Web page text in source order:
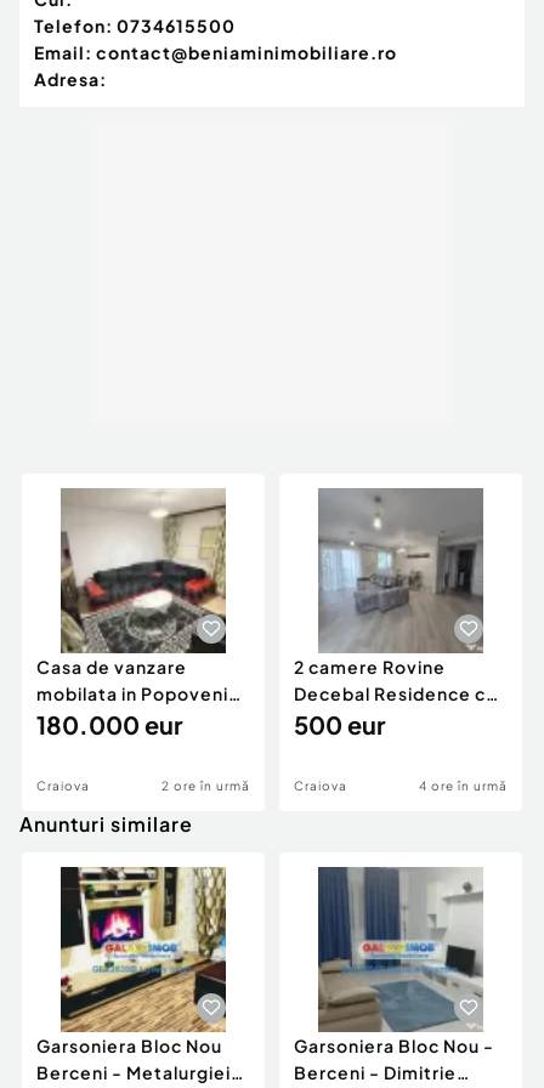
Telefon: 0734615500
Email: contact@beniaminimobiliare.ro
Adresa:
Casa de vanzare
mobilata in Popoveni
an2017 332mp teren
180.000 eur
Craiova 2 ore în urmă
2 camere Rovine
Decebal Residence cu
Centrala-AC-Loc de
500 eur
Craiova 4 ore în urmă
Anunturi similare
Garsoniera Bloc Nou
Berceni - Metalurgiei
Garsoniera Bloc Nou -
Berceni - Dimitrie